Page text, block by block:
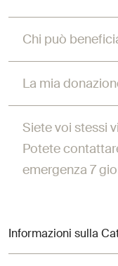
Chi può
La mia
Siete voi stessi
Potete
emergenza 7
Informazioni sulla